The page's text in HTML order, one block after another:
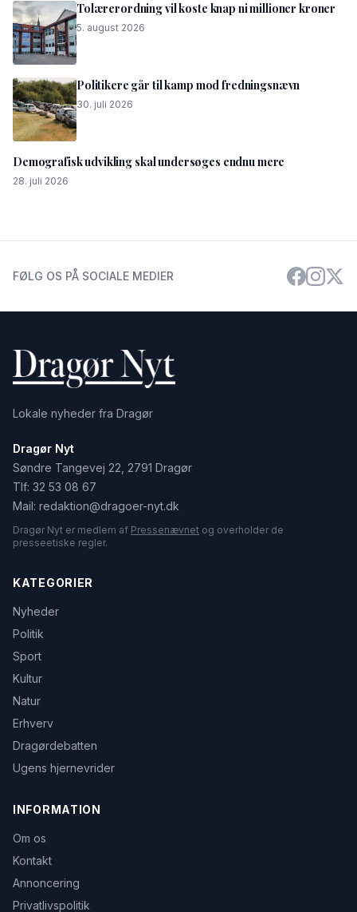
Tolærerordning vil koste knap ni millioner kroner
5. august 2026
Politikere går til kamp mod fredningsnævn
30. juli 2026
Demografisk udvikling skal undersøges endnu mere
28. juli 2026
FØLG OS PÅ SOCIALE MEDIER
Lokale nyheder fra Dragør
Dragør Nyt
Søndre Tangevej 22, 2791 Dragør
Tlf: 32 53 08 67
Mail: redaktion@dragoer-nyt.dk
Dragør Nyt er medlem af Pressenævnet og overholder de
presseetiske regler.
KATEGORIER
Nyheder
Politik
Sport
Kultur
Natur
Erhverv
Dragørdebatten
Ugens hjernevrider
INFORMATION
Om os
Kontakt
Annoncering
Privatlivspolitik